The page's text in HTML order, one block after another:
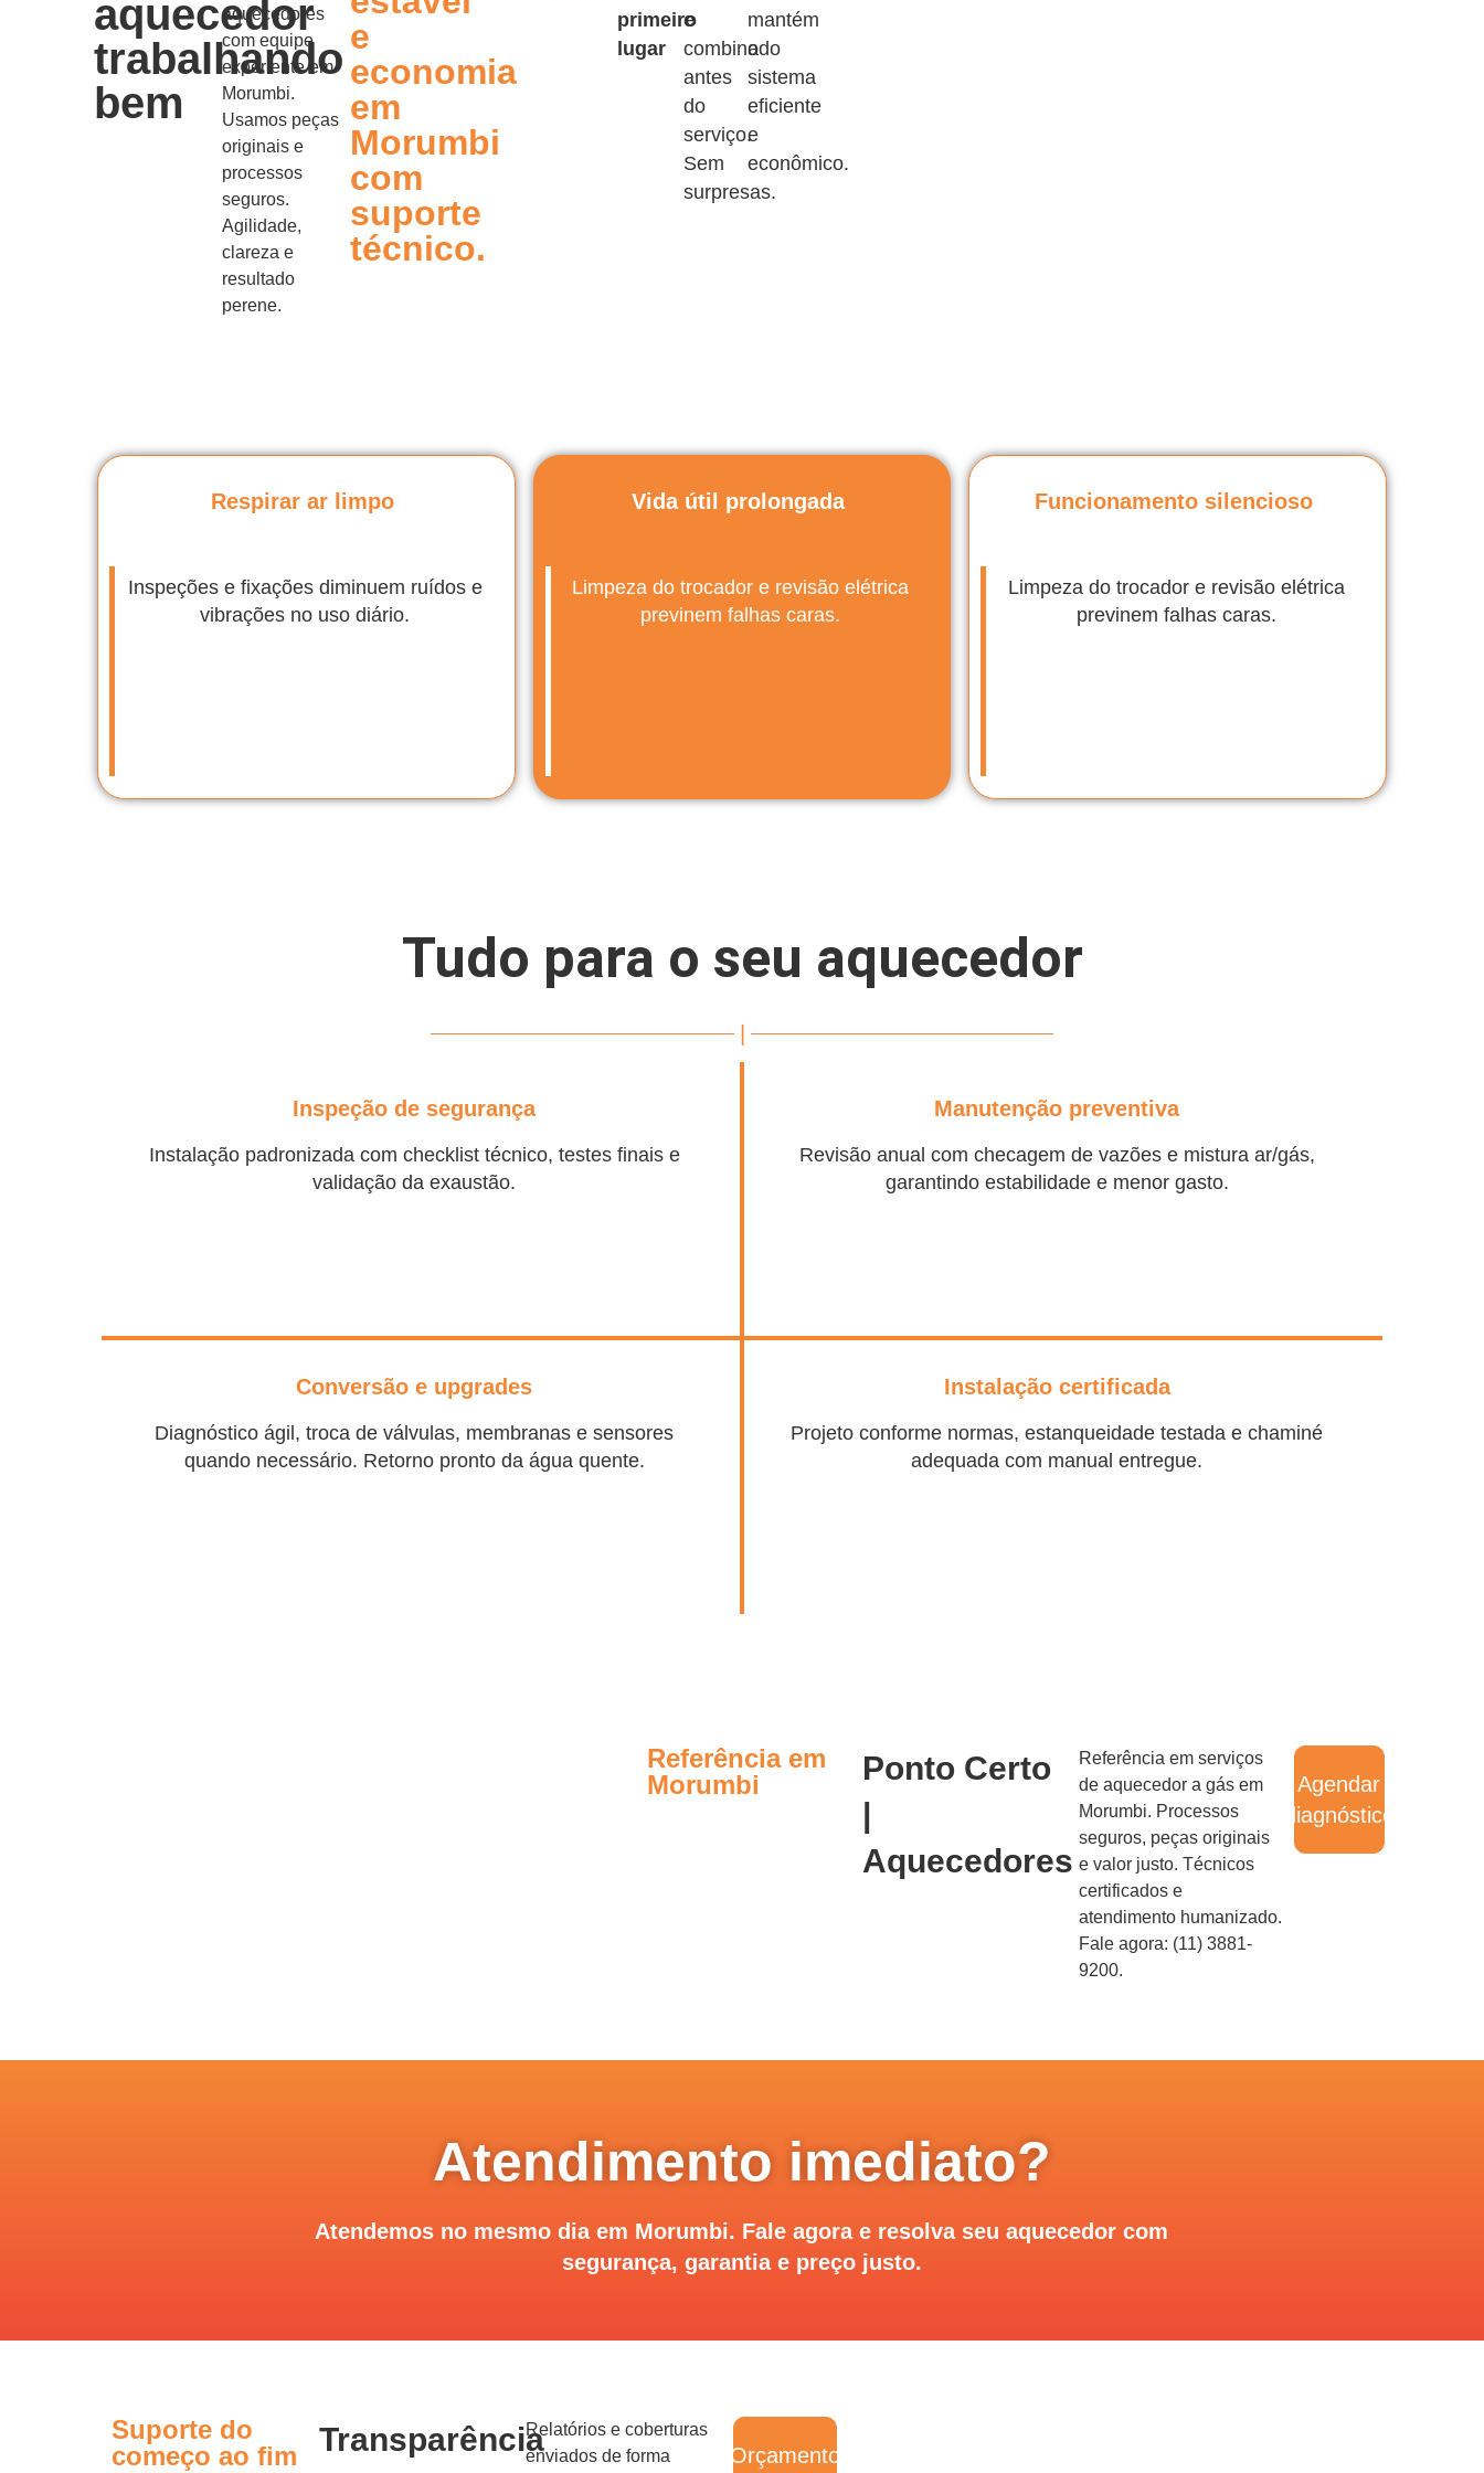
aquecedor
trabalhando
bem
aquecedores
com equipe
experiente em
Morumbi.
Usamos peças
originais e
processos
seguros.
Agilidade,
clareza e
resultado
perene.
e
economia
em
Morumbi
com
suporte
técnico.
primeiro
lugar
e
combinado
antes
do
serviço.
Sem
surpresas.
mantém
o
sistema
eficiente
e
econômico.
Respirar ar limpo
Inspeções e fixações diminuem ruídos e
vibrações no uso diário.
Vida útil prolongada
Limpeza do trocador e revisão elétrica
previnem falhas caras.
Funcionamento silencioso
Limpeza do trocador e revisão elétrica
previnem falhas caras.
Tudo para o seu aquecedor
Inspeção de segurança
Instalação padronizada com checklist técnico, testes finais e
validação da exaustão.
Manutenção preventiva
Revisão anual com checagem de vazões e mistura ar/gás,
garantindo estabilidade e menor gasto.
Conversão e upgrades
Diagnóstico ágil, troca de válvulas, membranas e sensores
quando necessário. Retorno pronto da água quente.
Instalação certificada
Projeto conforme normas, estanqueidade testada e chaminé
adequada com manual entregue.
Referência em
Morumbi
Ponto Certo
Aquecedores
Referência em serviços
de aquecedor a gás em
Morumbi. Processos
seguros, peças originais
e valor justo. Técnicos
certificados e
atendimento humanizado.
Fale agora: (11) 3881-
9200.
Agendar
diagnóstico
Atendimento imediato?
Atendemos no mesmo dia em Morumbi. Fale agora e resolva seu aquecedor com
segurança, garantia e preço justo.
Suporte do
começo ao fim
TransparênciaRelatórios e coberturas
enviados de forma
Orçamento